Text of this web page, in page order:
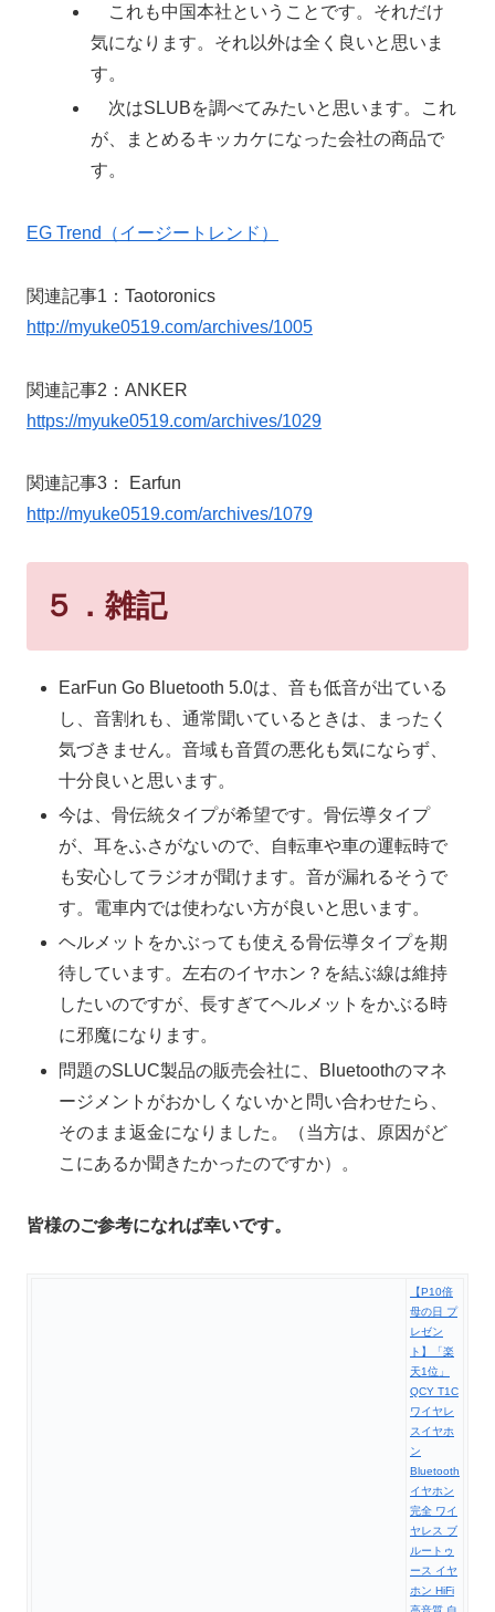
これも中国本社ということです。それだけ
気になります。それ以外は全く良いと思いま
す。
次はSLUBを調べてみたいと思います。これ
が、まとめるキッカケになった会社の商品で
す。
EG Trend（イージートレンド）
関連記事1：Taotoronics
http://myuke0519.com/archives/1005
関連記事2：ANKER
https://myuke0519.com/archives/1029
関連記事3： Earfun
http://myuke0519.com/archives/1079
５．雑記
EarFun Go Bluetooth 5.0は、音も低音が出ている
し、音割れも、通常聞いているときは、まったく
気づきません。音域も音質の悪化も気にならず、
十分良いと思います。
今は、骨伝統タイプが希望です。骨伝導タイプ
が、耳をふさがないので、自転車や車の運転時で
も安心してラジオが聞けます。音が漏れるそうで
す。電車内では使わない方が良いと思います。
ヘルメットをかぶっても使える骨伝導タイプを期
待しています。左右のイヤホン？を結ぶ線は維持
したいのですが、長すぎてヘルメットをかぶる時
に邪魔になります。
問題のSLUC製品の販売会社に、Bluetoothのマネ
ージメントがおかしくないかと問い合わせたら、
そのまま返金になりました。（当方は、原因がど
こにあるか聞きたかったのですか）。
皆様のご参考になれば幸いです。
【P10倍
母の日 プ
レゼン
ト】「楽
天1位」
QCY T1C
ワイヤレ
スイヤホ
ン
Bluetooth
イヤホン
完全 ワイ
ヤレス ブ
ルートゥ
ース イヤ
ホン HiFi